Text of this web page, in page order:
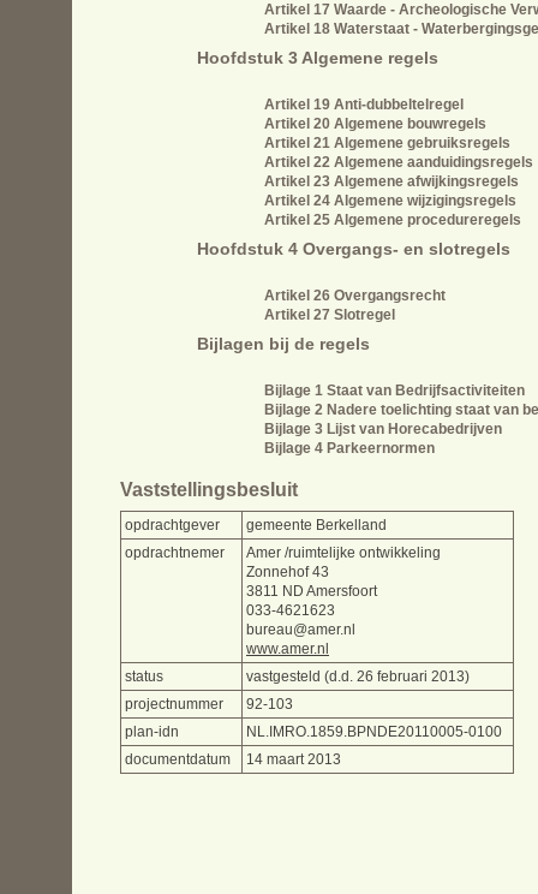
Artikel 17 Waarde - Archeologische
Artikel 18 Waterstaat -
Hoofdstuk 3 Algemene regels
Artikel 19 Anti-dubbeltelregel
Artikel 20 Algemene bouwregels
Artikel 21 Algemene gebruiksregels
Artikel 22 Algemene aanduidingsregels
Artikel 23 Algemene afwijkingsregels
Artikel 24 Algemene wijzigingsregels
Artikel 25 Algemene procedureregels
Hoofdstuk 4 Overgangs- en slotregels
Artikel 26 Overgangsrecht
Artikel 27 Slotregel
Bijlagen bij de regels
Bijlage 1 Staat van Bedrijfsactiviteiten
Bijlage 2 Nadere toelichting staat van
Bijlage 3 Lijst van Horecabedrijven
Bijlage 4 Parkeernormen
Vaststellingsbesluit
opdrachtgever
gemeente Berkelland
opdrachtnemer
Amer /ruimtelijke ontwikkeling
Zonnehof 43
3811 ND Amersfoort
033-4621623
bureau@amer.nl
www.amer.nl
status
vastgesteld (d.d. 26 februari 2013)
projectnummer
92-103
plan-idn
NL.IMRO.1859.BPNDE20110005-0100
documentdatum
14 maart 2013